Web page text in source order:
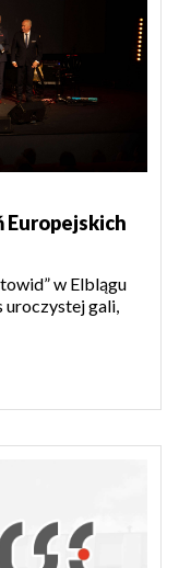
Europejskich
w Elblągu
uroczystej gali,